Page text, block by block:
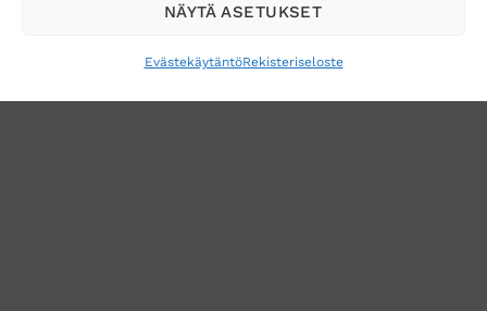
NÄYTÄ ASETUKSET
EvästekäytäntöRekisteriseloste